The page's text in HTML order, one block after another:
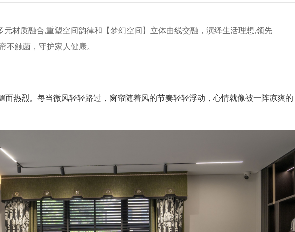
元材质融合,重塑空间韵律和【梦幻空间】立体曲线交融，演绎生活理想,领先
不触菌，守护家人健康。
而热烈。每当微风轻轻路过，窗帘随着风的节奏轻轻浮动，心情就像被一阵凉爽的